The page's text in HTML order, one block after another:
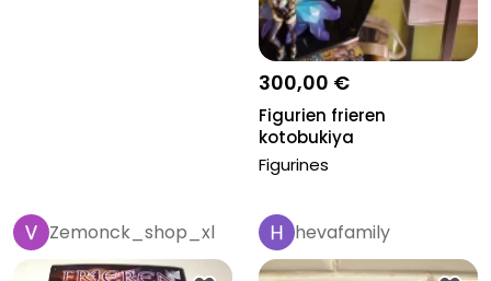
300,00 €
Figurien frieren
kotobukiya
Figurines
Zemonck_shop_xl hevafamily